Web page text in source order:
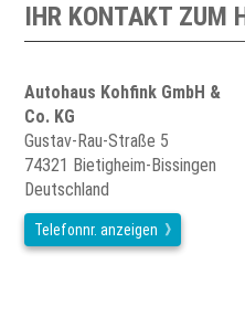
IHR KONTAKT ZUM
Autohaus Kohfink GmbH &
Co. KG
Gustav-Rau-Straße 5
74321 Bietigheim-Bissingen
Deutschland
Telefonnr. anzeigen